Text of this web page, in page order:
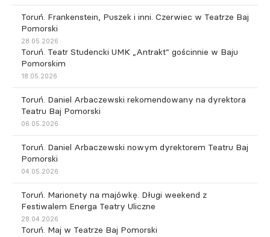
Toruń. Frankenstein, Puszek i inni. Czerwiec w Teatrze Baj
Pomorski
28.05.2026
Toruń. Teatr Studencki UMK „Antrakt” gościnnie w Baju
Pomorskim
18.05.2026
Toruń. Daniel Arbaczewski rekomendowany na dyrektora
Teatru Baj Pomorski
06.05.2026
Toruń. Daniel Arbaczewski nowym dyrektorem Teatru Baj
Pomorski
04.05.2026
Toruń. Marionety na majówkę. Długi weekend z
Festiwalem Energa Teatry Uliczne
28.04.2026
Toruń. Maj w Teatrze Baj Pomorski